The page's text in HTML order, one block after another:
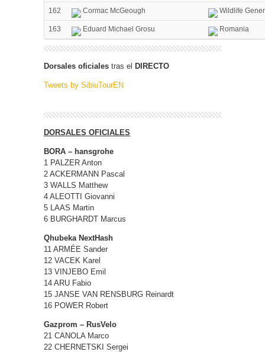
162 Cormac McGeough Wildlife
163 Eduard Michael Grosu Romania
Dorsales oficiales tras el DIRECTO
Tweets by SibiuTourEN
DORSALES OFICIALES
BORA – hansgrohe
1 PALZER Anton
2 ACKERMANN Pascal
3 WALLS Matthew
4 ALEOTTI Giovanni
5 LAAS Martin
6 BURGHARDT Marcus
Qhubeka NextHash
11 ARMÉE Sander
12 VACEK Karel
13 VINJEBO Emil
14 ARU Fabio
15 JANSE VAN RENSBURG Reinardt
16 POWER Robert
Gazprom – RusVelo
21 CANOLA Marco
22 CHERNETSKI Sergei